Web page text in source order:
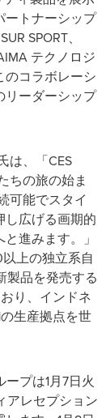
ートナーシップ
SPORT、
テクノロジ
のコラボレーシ
リーダーシップ
は、「CES
ちの旅の始ま
可能でスタイ
し広げる画期的
進みます。」
以上の独立系自
製品を発売する
り、インドネ
の生産拠点を世
ープは1月7日火
アレセプション